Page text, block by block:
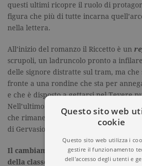
questi ultimi ricopre il ruolo di
figura che più di tutte incarna
nella lettera.
All’inizio del romanzo il Riccetto è un
scrupoli, un ladruncolo pronto a
delle signore distratte sul tram, ma che
fronte a una rondine che sta per
e che è disposto a gettarsi nel Tevere
Nell’ultimo capitolo, invece,
lo
che rimane immobile e impassibile
di Gervasio che affoga nell’Aniene.
Il cambiamento del Riccetto
della classe sociale a cui appartiene,
Questo sito web
cookie
Questo sito web utilizza i
gestire il funzionamento
dell'accesso degli utenti e